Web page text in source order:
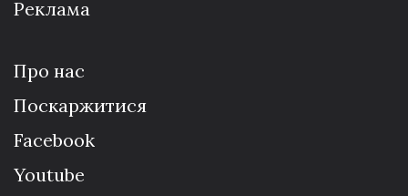
Реклама
Про нас
Поскаржитися
Facebook
Youtube